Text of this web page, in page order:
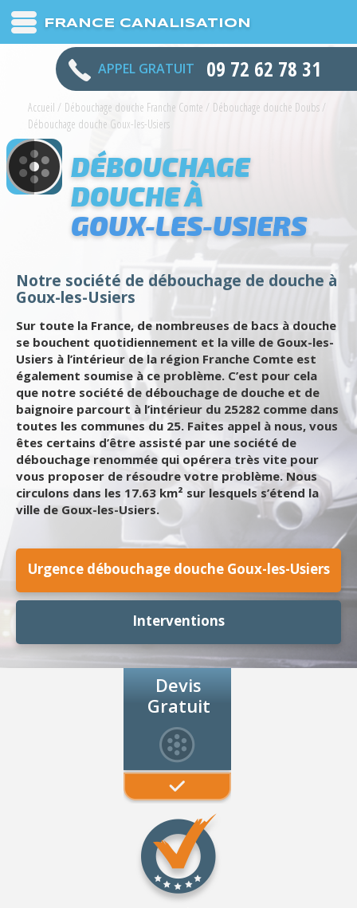
FRANCE CANALISATION
APPEL GRATUIT 09 72 62 78 31
Accueil / Débouchage douche Franche Comte / Débouchage douche Doubs /
Débouchage douche Goux-les-Usiers
DÉBOUCHAGE
DOUCHE À
GOUX-LES-USIERS
Notre société de débouchage de douche à
Goux-les-Usiers
Sur toute la France, de nombreuses de bacs à douche
se bouchent quotidiennement et la ville de Goux-les-
Usiers à l’intérieur de la région Franche Comte est
également soumise à ce problème. C’est pour cela
que notre société de débouchage de douche et de
baignoire parcourt à l’intérieur du 25282 comme dans
toutes les communes du 25. Faites appel à nous, vous
êtes certains d’être assisté par une société de
débouchage renommée qui opérera très vite pour
vous proposer de résoudre votre problème. Nous
circulons dans les 17.63 km² sur lesquels s’étend la
ville de Goux-les-Usiers.
Urgence débouchage douche Goux-les-Usiers
Interventions
Devis
Gratuit